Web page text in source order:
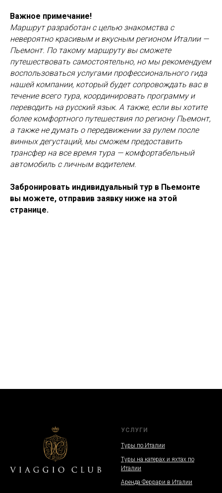
Важное примечание!
Маршрут разработан с целью знакомства с
невероятно красивым и вкусным регионом Италии —
Пьемонт. По такому маршруту вы сможете
путешествовать самостоятельно, но мы рекомендуем
воспользоваться услугами профессионального гида
нашей компании, который будет сопровождать вас в
течение всего тура, координировать программу и
переводить на русский язык. А также, если вы хотите
более комфортного путешествия по региону Пьемонт,
а также не думать о передвижении за рулем после
винных дегустаций, мы сможем предоставить
трансфер на все время тура — комфортабельный
автомобиль с личным водителем.
Забронировать индивидуальный тур в Пьемонте
вы можете, отправив заявку ниже на этой
странице.
УСЛУГИ
Туры по Италии
Туры на катерах и яхтах по
Италии
Аренда Феррари в Италии